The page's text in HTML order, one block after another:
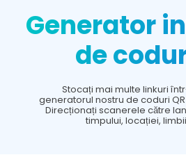
Generator
de
Stocați mai multe linkuri
generatorul nostru de coduri QR
Direcționați scanerele către
timpului, locației,